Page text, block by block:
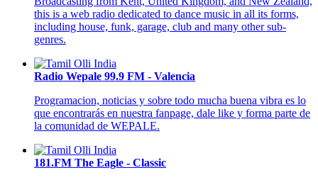
this is a web radio dedicated to dance music in all its forms,
including house, funk, garage, club and many other sub-
genres.
Radio Wepale 99.9 FM - Valencia
Programacion, noticias y sobre todo mucha buena vibra es lo
que encontrarás en nuestra fanpage, dale like y forma parte de
la comunidad de WEPALE.
181.FM The Eagle - Classic